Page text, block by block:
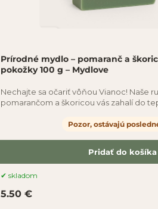
Prírodné mydlo – pomaranč a
pokožky 100 g – Mydlove
Nechajte sa očariť vôňou Vianoc! Naše
pomarančom a škoricou vás zahalí do
skladom
Pozor, ostávajú
5.50 €
Pridať do košíka